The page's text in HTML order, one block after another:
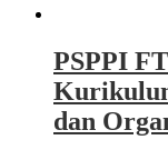
PSPPI
dan